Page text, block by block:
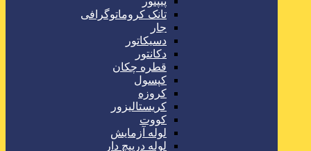
تانک کروماتوگرافی
جار
دسیکاتور
دکانتور
قطره چکان
کپسول
کروزه
کریستالیزور
کووت
لوله آزمایش
لوله درپیچ دار